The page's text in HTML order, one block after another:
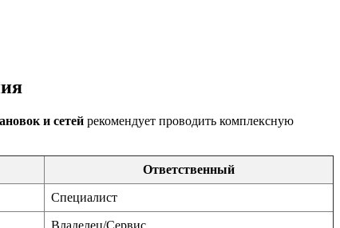
и сетей рекомендует проводить комплексную
Ответственный
Специалист
Владелец/Сервис